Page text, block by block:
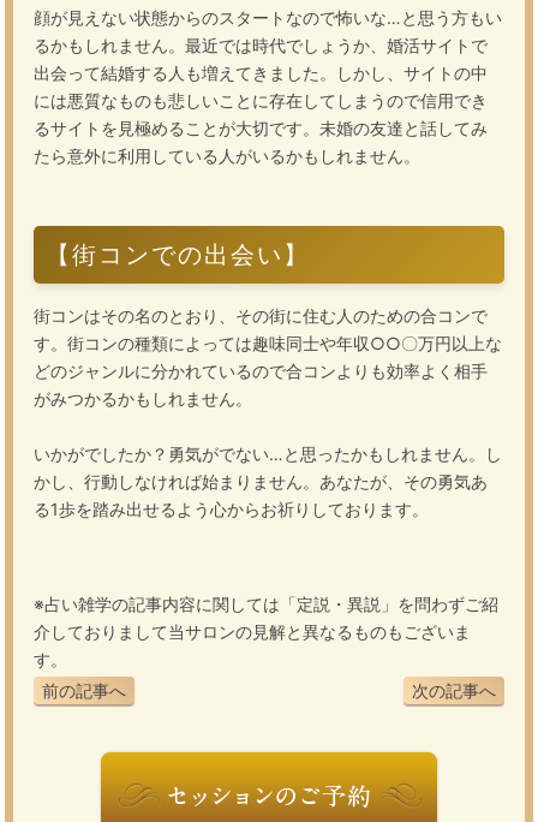
顔が見えない状態からのスタートなので怖いな…と思う方もい
るかもしれません。最近では時代でしょうか、婚活サイトで
出会って結婚する人も増えてきました。しかし、サイトの中
には悪質なものも悲しいことに存在してしまうので信用でき
るサイトを見極めることが大切です。未婚の友達と話してみ
たら意外に利用している人がいるかもしれません。
【街コンでの出会い】
街コンはその名のとおり、その街に住む人のための合コンで
す。街コンの種類によっては趣味同士や年収○○〇万円以上な
どのジャンルに分かれているので合コンよりも効率よく相手
がみつかるかもしれません。
いかがでしたか？勇気がでない…と思ったかもしれません。し
かし、行動しなければ始まりません。あなたが、その勇気あ
る1歩を踏み出せるよう心からお祈りしております。
※占い雑学の記事内容に関しては「定説・異説」を問わずご紹
介しておりまして当サロンの見解と異なるものもございま
す。
次の記事へ
前の記事へ